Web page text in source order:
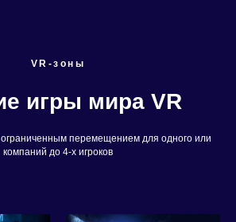
VR-зоны
игры мира VR
перемещением для одного или
компаний до 4-х игроков